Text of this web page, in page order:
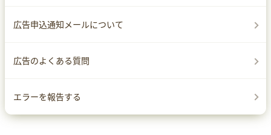
広告申込通知メールについて
広告のよくある質問
エラーを報告する